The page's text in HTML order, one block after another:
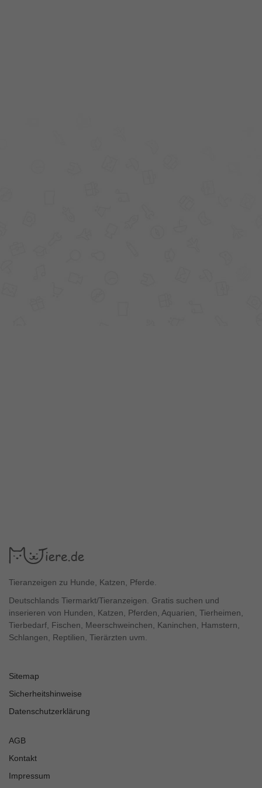
Tieranzeigen zu Hunde, Katzen, Pferde.
Deutschlands Tiermarkt/Tieranzeigen. Gratis suchen und
inserieren von Hunden, Katzen, Pferden, Aquarien, Tierheimen,
Tierbedarf, Fischen, Meerschweinchen, Kaninchen, Hamstern,
Schlangen, Reptilien, Tierärzten uvm.
Sitemap
Sicherheitshinweise
Datenschutzerklärung
AGB
Kontakt
Impressum